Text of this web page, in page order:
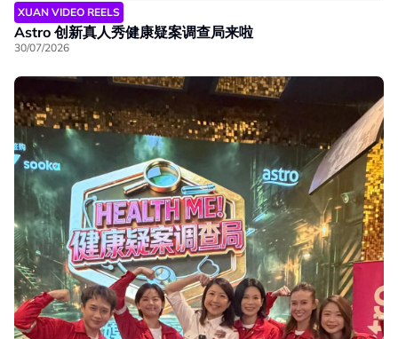
XUAN VIDEO REELS
Astro 创新真人秀健康疑案调查局来啦
30/07/2026